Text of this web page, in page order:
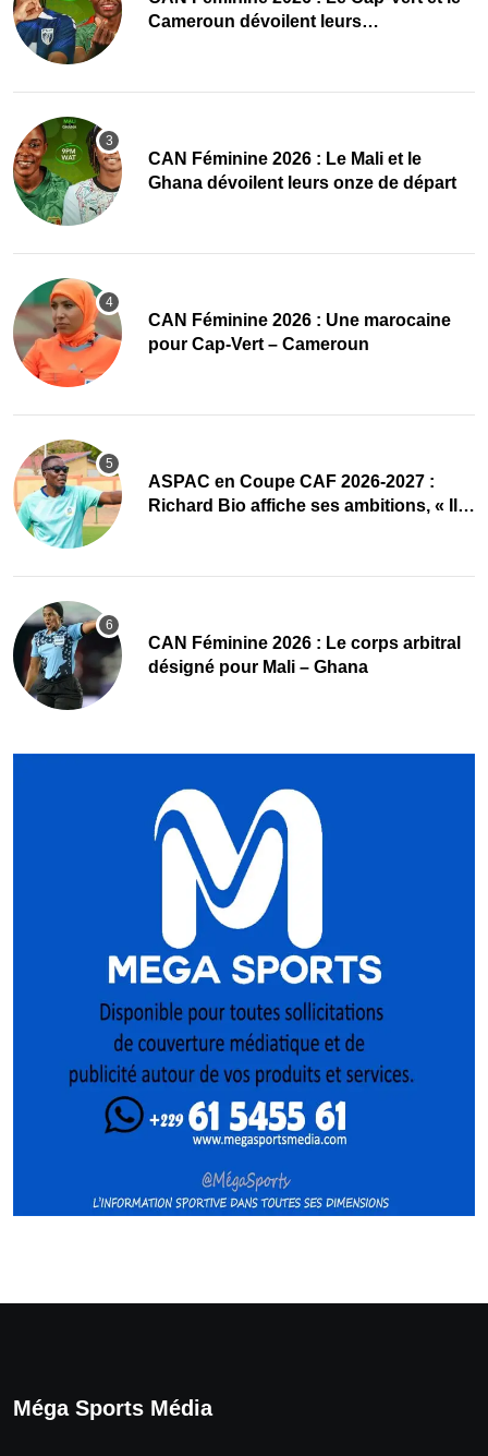
Cameroun dévoilent leurs
‎CAN Féminine 2026 : Le Mali et le
Ghana dévoilent leurs onze de départ
‎CAN Féminine 2026 : Une marocaine
pour Cap-Vert – Cameroun
ASPAC en Coupe CAF 2026-2027 :
Richard Bio affiche ses ambitions, « Il
‎CAN Féminine 2026 : Le corps arbitral
désigné pour Mali – Ghana
Méga Sports Média